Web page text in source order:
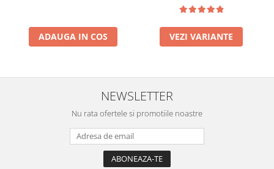
Perceperea timpului - TimeTimer
Terapie de integrare senzorială
ADAUGA IN COS VEZI VARIANTE
NEWSLETTER
Nu rata ofertele si promotiile noastre